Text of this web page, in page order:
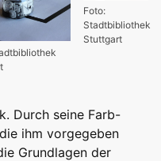
Foto:
Stadtbibliothek
Stuttgart
Durch seine Farb-
ihm vorgegeben
Grundlagen der